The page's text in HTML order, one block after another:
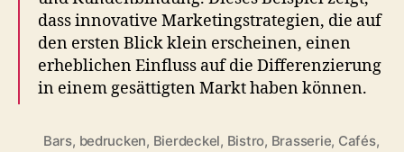
dass innovative Marketingstrategien, die auf
den ersten Blick klein erscheinen, einen
erheblichen Einfluss auf die Differenzierung
in einem gesättigten Markt haben können.
Bars, bedrucken, Bierdeckel, Bistro, Brasserie, Cafés,